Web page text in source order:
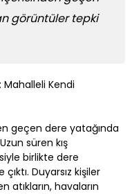
görüntüler tepki
Mahalleli Kendi
geçen dere yatağında
süren kış
birlikte dere
Duyarsız kişiler
atıkların, havaların